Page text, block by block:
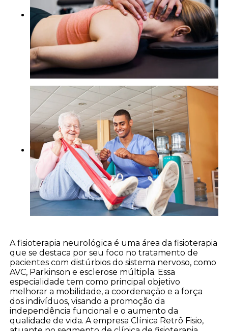
A fisioterapia neurológica é uma área da fisioterapia
que se destaca por seu foco no tratamento de
pacientes com distúrbios do sistema nervoso, como
AVC, Parkinson e esclerose múltipla. Essa
especialidade tem como principal objetivo
melhorar a mobilidade, a coordenação e a força
dos indivíduos, visando a promoção da
independência funcional e o aumento da
qualidade de vida. A empresa Clínica Retrô Fisio,